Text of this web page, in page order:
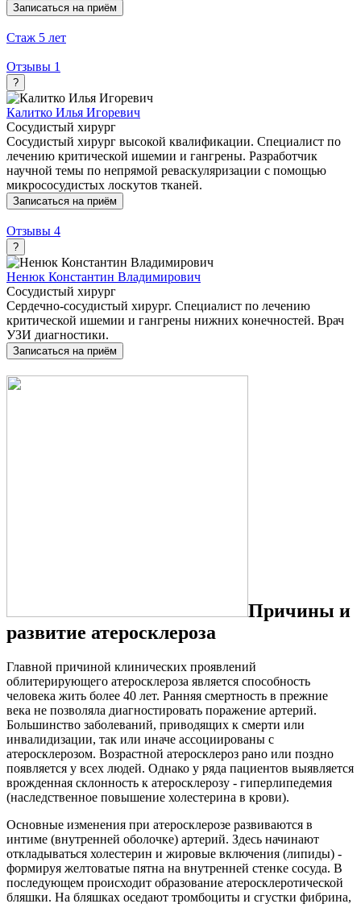
Записаться на приём
Стаж 5 лет
Отзывы 1
?
Калитко Илья Игоревич
Сосудистый хирург
Сосудистый хирург высокой квалификации. Специалист по
лечению критической ишемии и гангрены. Разработчик
научной темы по непрямой реваскуляризации с помощью
микрососудистых лоскутов тканей.
Записаться на приём
Отзывы 4
?
Ненюк Константин Владимирович
Сосудистый хирург
Сердечно-сосудистый хирург. Специалист по лечению
критической ишемии и гангрены нижних конечностей. Врач
УЗИ диагностики.
Записаться на приём
Причины и
развитие атеросклероза
Главной причиной клинических проявлений
облитерирующего атеросклероза является способность
человека жить более 40 лет. Ранняя смертность в прежние
века не позволяла диагностировать поражение артерий.
Большинство заболеваний, приводящих к смерти или
инвалидизации, так или иначе ассоциированы с
атеросклерозом. Возрастной атеросклероз рано или поздно
появляется у всех людей. Однако у ряда пациентов выявляется
врожденная склонность к атеросклерозу - гиперлипедемия
(наследственное повышение холестерина в крови).
Основные изменения при атеросклерозе развиваются в
интиме (внутренней оболочке) артерий. Здесь начинают
откладываться холестерин и жировые включения (липиды) -
формируя желтоватые пятна на внутренней стенке сосуда. В
последующем происходит образование атеросклеротической
бляшки. На бляшках оседают тромбоциты и сгустки фибрина,